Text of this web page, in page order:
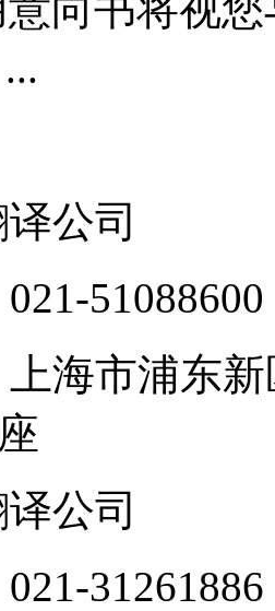
公司
021-51088600
上海市浦东新
公司
021-31261886